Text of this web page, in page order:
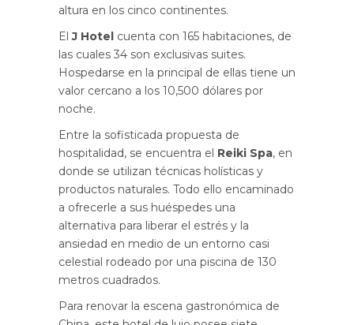
altura en los cinco continentes.
ElJ Hotel cuenta con 165 habitaciones, de
las cuales 34 son exclusivas suites.
Hospedarse en la principal de ellas tiene un
valor cercano a los 10,500 dólares por
noche.
Entre la sofisticada propuesta de
hospitalidad, se encuentra el Reiki Spa, en
donde se utilizan técnicas holísticas y
productos naturales. Todo ello encaminado
a ofrecerle a sus huéspedes una
alternativa para liberar el estrés y la
ansiedad en medio de un entorno casi
celestial rodeado por una piscina de 130
metros cuadrados.
Para renovar la escena gastronómica de